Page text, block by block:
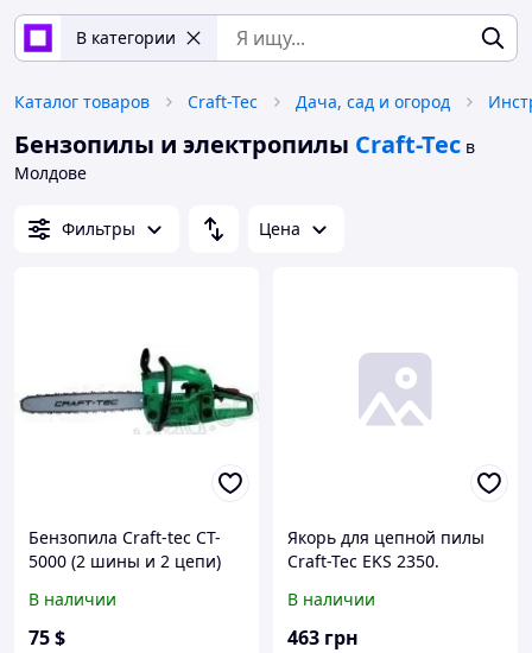
В категории
Каталог товаров Craft-Tec Дача, сад и огород
Бензопилы и электропилы Craft-Tec в
Молдове
Фильтры Цена
Бензопила Craft-tec CT-
5000 (2 шины и 2 цепи)
В наличии
75$
Якорь для цепной пилы
Craft-Tec EKS 2350.
В наличии
463 грн